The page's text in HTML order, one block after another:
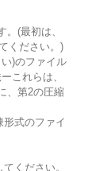
(最初は、
ください。)
)のファイル
これらは、
、第2の圧縮
式のファイ
ください。